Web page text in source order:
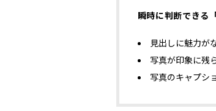
瞬時に判断できる
見出しに魅力が
写真が印象に残
写真のキャプシ